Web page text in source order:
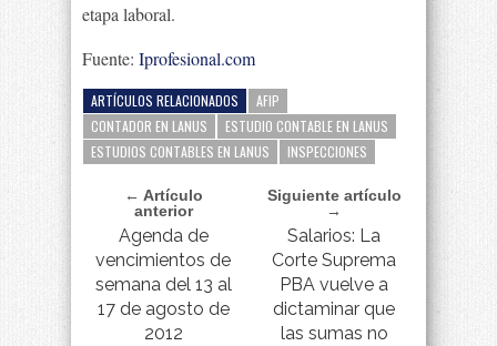
etapa laboral.
Fuente: Iprofesional.com
ARTÍCULOS RELACIONADOS
AFIP
CONTADOR EN LANUS
ESTUDIO CONTABLE EN LANUS
ESTUDIOS CONTABLES EN LANUS
INSPECCIONES
← Artículo
anterior
Agenda de
vencimientos de
semana del 13 al
17 de agosto de
2012
Siguiente artículo
→
Salarios: La
Corte Suprema
PBA vuelve a
dictaminar que
las sumas no